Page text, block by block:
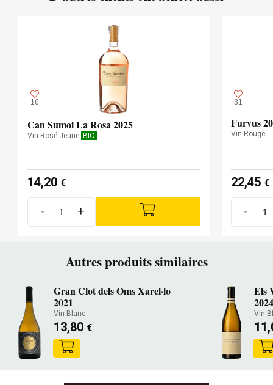
16
Can Sumoi La Rosa 2025
Vin Rosé Jeune BIO
14,20 €
- +
31
Furvus
Vin Rouge
22,45 €
-
Autres produits similaires
Gran Clot dels Oms Xarel·lo
2021
Vin Blanc
13,80 €
Els
2024
Vin